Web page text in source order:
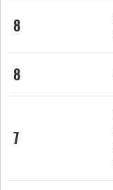
8
8
7